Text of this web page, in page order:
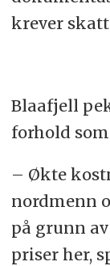
krever
Blaafjell
forhold
– Økte
nordmenn
på grunn
priser her,